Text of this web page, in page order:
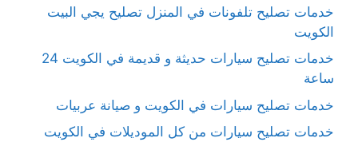
خدمات تصليح تلفونات في المنزل تصليح يجي البيت
الكويت
خدمات تصليح سيارات حديثة و قديمة في الكويت 24
ساعة
خدمات تصليح سيارات في الكويت و صيانة عربيات
خدمات تصليح سيارات من كل الموديلات في الكويت